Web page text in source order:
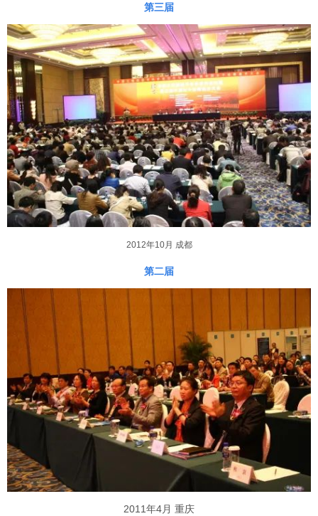
第三届
2012年10月 成都
第二届
2011年4月 重庆